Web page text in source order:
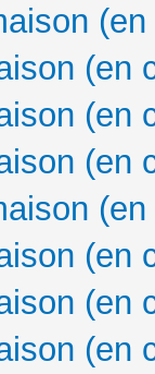
(en
(en
(en
(en
(en
(en